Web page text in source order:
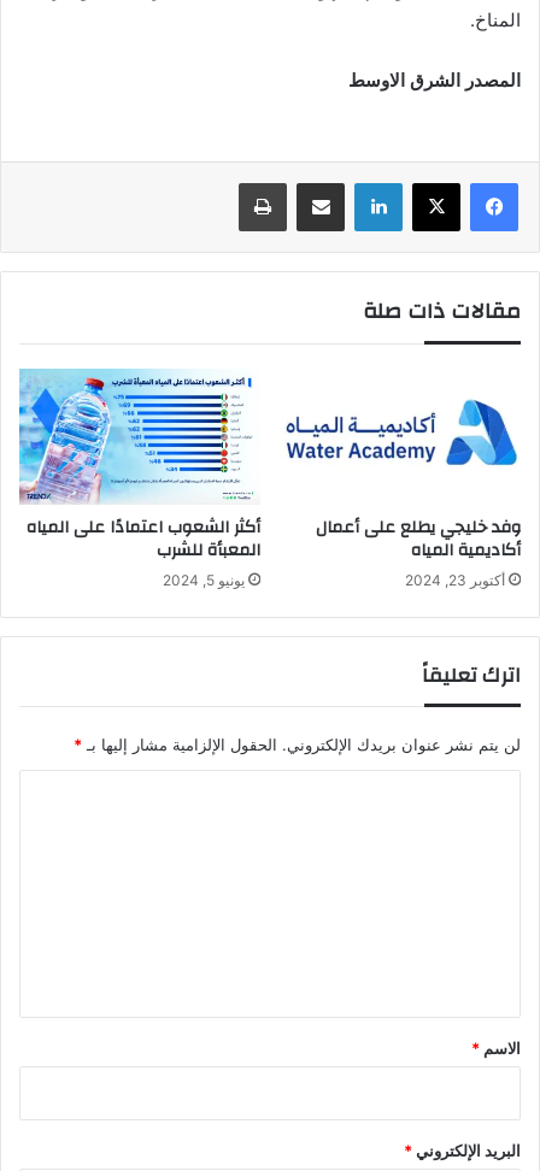
المناخ.
المصدر الشرق الاوسط
لينكدإن المشاركة عبر البريد الإلكترونياطبع
مقالات ذات صلة
وفد خليجي يطلع على أعمال
أكاديمية المياه
أكتوبر 23, 2024
أكثر الشعوب اعتمادًا على المياه
المعبأة للشرب
يونيو 5, 2024
اترك تعليقاً
لن يتم نشر عنوان بريدك الإلكتروني. الحقول الإلزامية مشار إليها بـ *
*
الاسم *
البريد الإلكتروني*